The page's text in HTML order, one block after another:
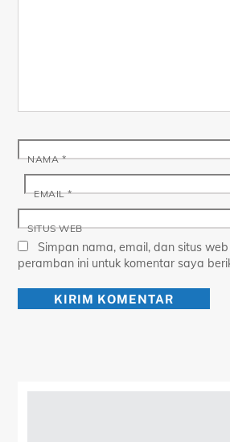
NAMA*
EMAIL*
SITUS WEB
Simpan nama, email, dan situs
peramban ini untuk komentar saya